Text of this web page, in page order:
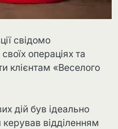
свідомо
операціях та
клієнтам «Веселого
дій був ідеально
відділенням